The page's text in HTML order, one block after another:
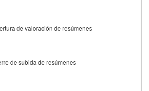
de valoración de resúmenes
de subida de resúmenes